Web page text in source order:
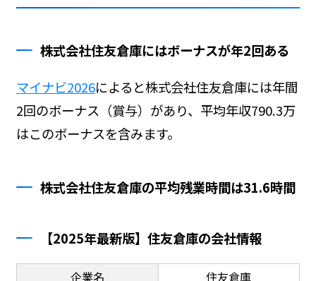
株式会社住友倉庫にはボーナスが年2回ある
マイナビ2026によると株式会社住友倉庫には年間
2回のボーナス（賞与）があり、平均年収790.3万
はこのボーナスを含みます。
株式会社住友倉庫の平均残業時間は31.6時間
【2025年最新版】住友倉庫の会社情報
企業名
住友倉庫